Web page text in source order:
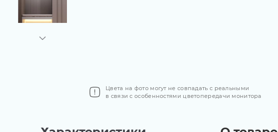
Цвета на фото могут не совпадать с реальными
в связи с особенностями цветопередачи монитора